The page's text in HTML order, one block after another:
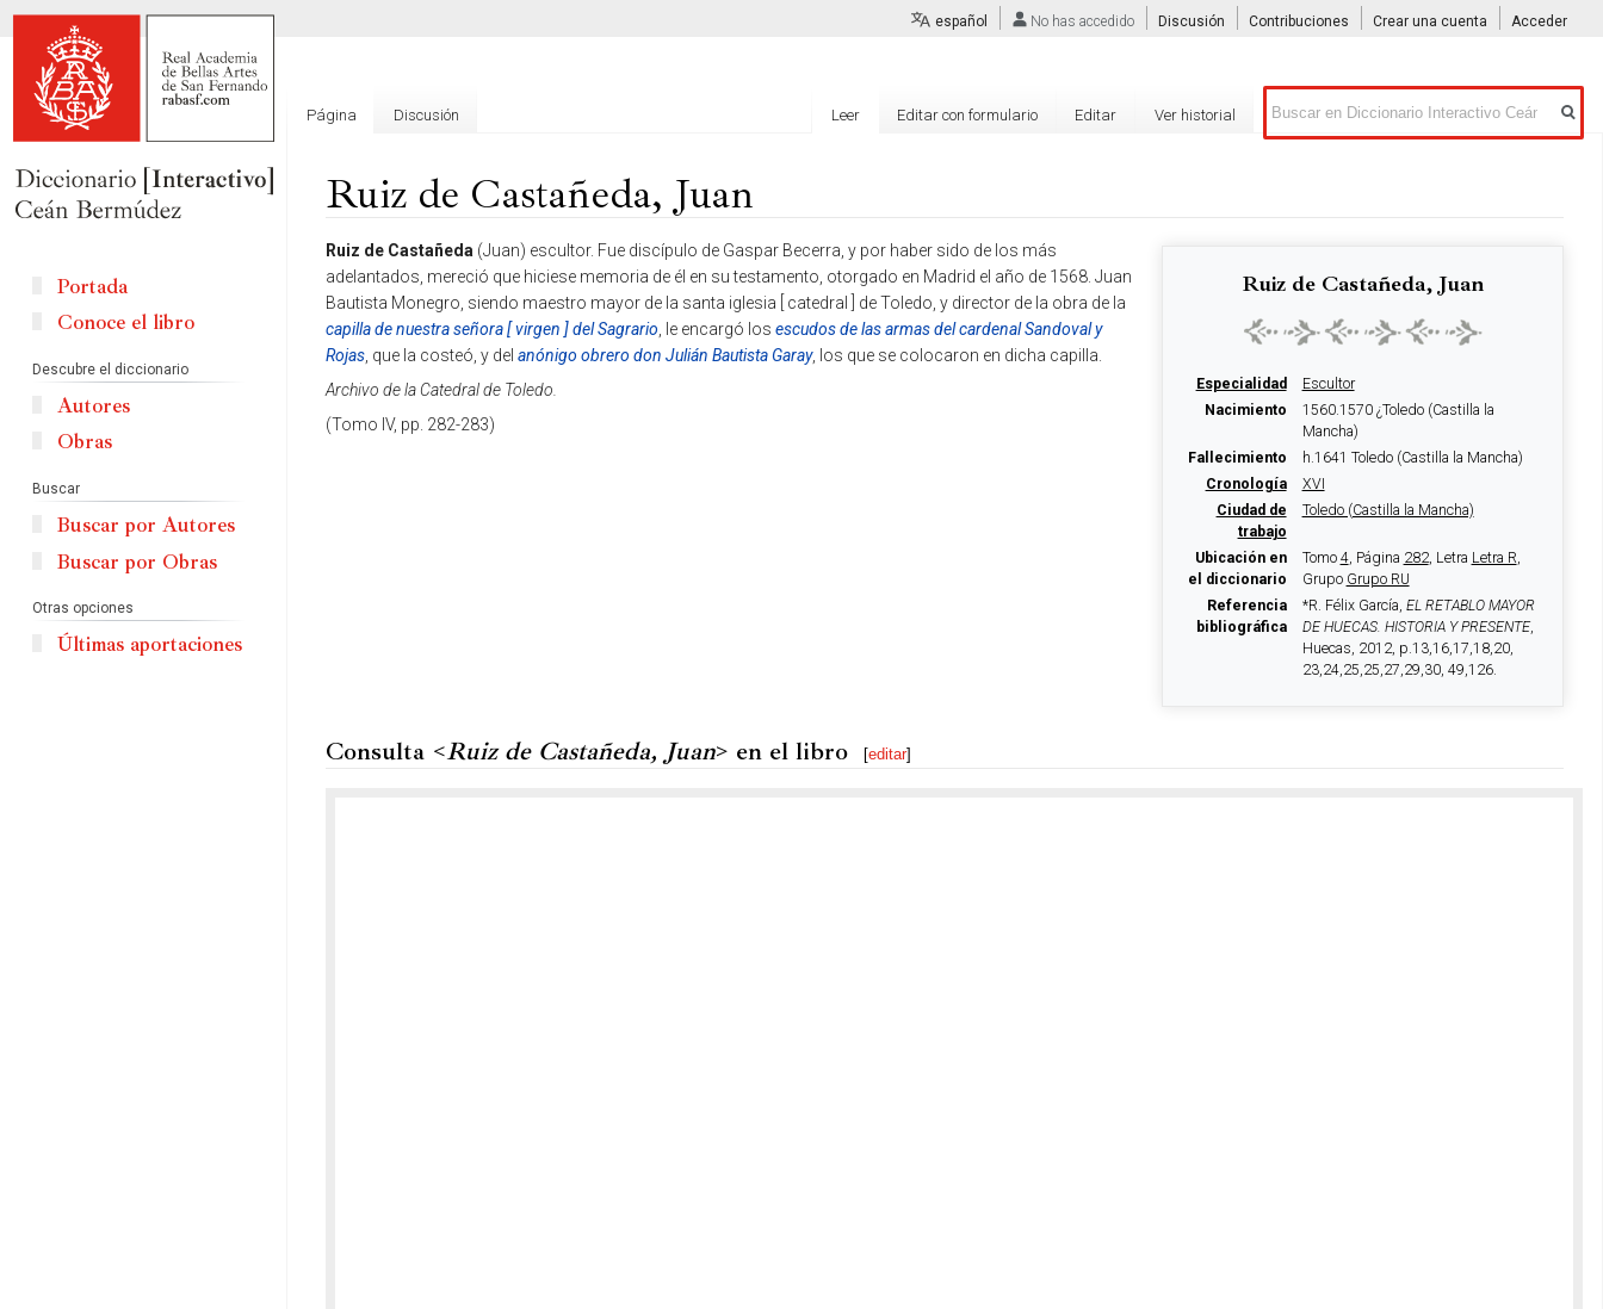
Ruiz de Castañeda, Juan
Ir
a
la
navegación
Ir
a
la
búsqueda
Ruiz de Castañeda, Juan
Especialidad
Escultor
Nacimiento
1560.1570 ¿Toledo (Castilla la
Mancha)
Fallecimiento
h.1641 Toledo (Castilla la Mancha)
Cronología
XVI
Ciudad de
trabajo
Toledo (Castilla la Mancha)
Ubicación en
el diccionario
Tomo 4, Página 282, Letra Letra R,
Grupo Grupo RU
Referencia
bibliográfica
*R. Félix García, EL RETABLO MAYOR
DE HUECAS. HISTORIA Y PRESENTE,
Huecas, 2012, p.13,16,17,18,20,
23,24,25,25,27,29,30, 49,126.
Ruiz de Castañeda (Juan) escultor. Fue discípulo de Gaspar Becerra, y por haber sido de los más
adelantados, mereció que hiciese memoria de él en su testamento, otorgado en Madrid el año de 1568. Juan
Bautista Monegro, siendo maestro mayor de la santa iglesia [ catedral ] de Toledo, y director de la obra de la
capilla de nuestra señora [ virgen ] del Sagrario, le encargó los escudos de las armas del cardenal Sandoval y
Rojas, que la costeó, y del anónigo obrero don Julián Bautista Garay, los que se colocaron en dicha capilla.
Archivo de la Catedral de Toledo.
(Tomo IV, pp. 282-283)
Consulta <Ruiz de Castañeda, Juan> en el libro [editar]
español No has accedido Discusión Contribuciones Crear una cuenta Acceder
Página Discusión Leer Editar con formulario Editar Ver historial
Buscar
Portada
Conoce el libro
Descubre el diccionario
Autores
Obras
Buscar
Buscar por Autores
Buscar por Obras
Otras opciones
Últimas aportaciones